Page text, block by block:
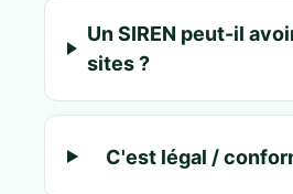
Un SIREN peut-il
sites ?
C'est légal /